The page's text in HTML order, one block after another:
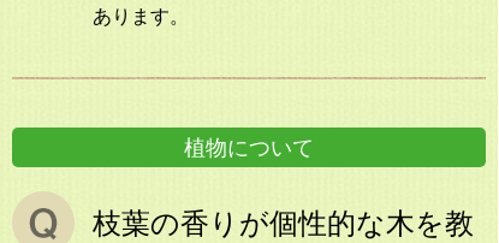
あります。
植物について
枝葉の香りが個性的な木を教